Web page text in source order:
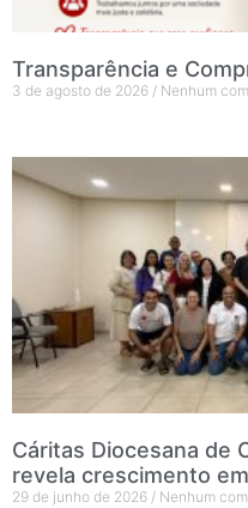
Transparência e
3 de agosto de 2026 Nenhum
Cáritas Diocesana de
revela crescimento
29 de junho de 2026 Nenhum